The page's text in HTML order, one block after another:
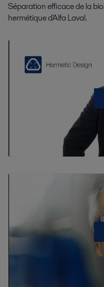
Séparation efficace de la
hermétique d'Alfa Laval.